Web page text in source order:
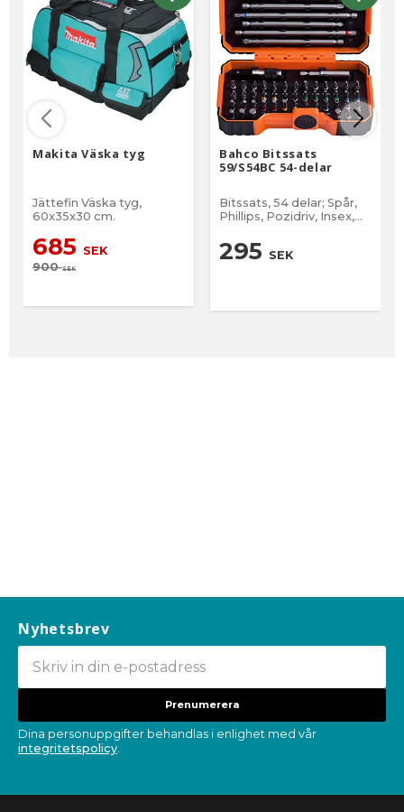
Makita Väska tyg
Jättefin Väska tyg,
60x35x30 cm.
685 SEK
900SEK
Bahco Bitssats
59/S54BC 54-delar
Bitssats, 54 delar; Spår,
Phillips, Pozidriv, Insex,
TORX® TR
295 SEK
Nyhetsbrev
Prenumerera
Dina personuppgifter behandlas i enlighet med vår
integritetspolicy.